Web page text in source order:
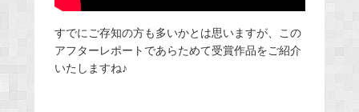
すでにご存知の方も多いかとは思いますが、この
アフターレポートであらためて受賞作品をご紹介
いたしますね♪